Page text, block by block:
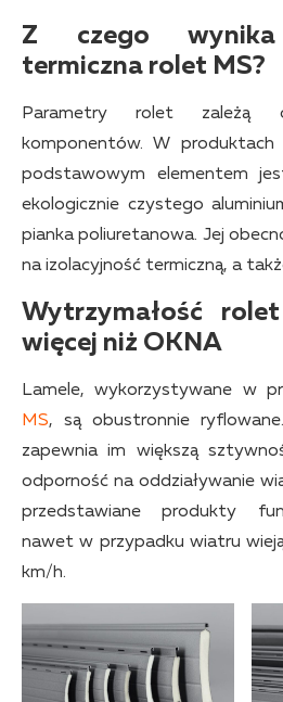
Z czego wynika
termiczna rolet MS?
Parametry rolet zależą
komponentów. W produktach
podstawowym elementem
ekologicznie czystego
pianka poliuretanowa. Jej
na izolacyjność termiczną, a
Wytrzymałość
więcej niż OKNA
Lamele, wykorzystywane w
MS, są obustronnie
zapewnia im większą
odporność na oddziaływanie
przedstawiane produkty
nawet w przypadku wiatru
km/h.